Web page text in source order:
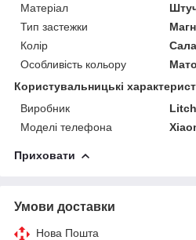
Матеріал
Тип застежки
Колір
Особливість кольору
Користувальницькі
Виробник
Моделі телефона
Приховати
Умови доставки
Нова Пошта